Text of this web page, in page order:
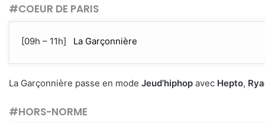
#COEUR DE PARIS
[09h – 11h] La Garçonnière
La Garçonnière passe en mode Jeud’hiphop avec Hepto,
#HORS-NORME